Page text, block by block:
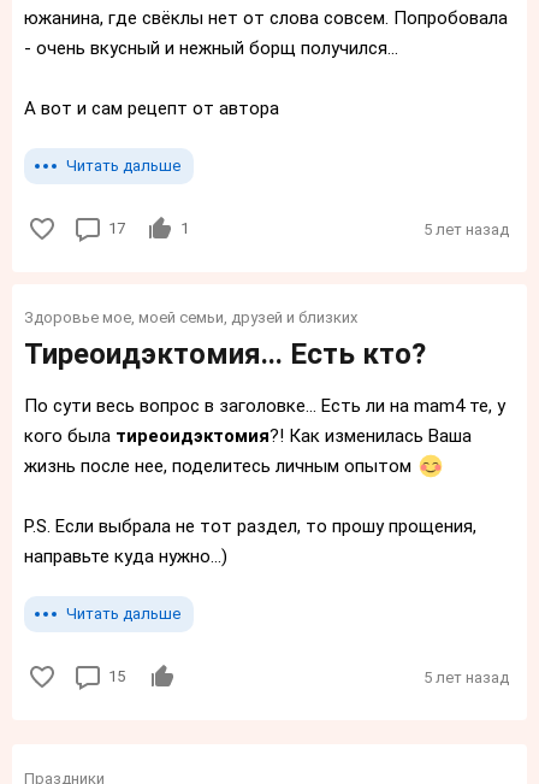
южанина, где свёклы нет от слова совсем. Попробовала
- очень вкусный и нежный борщ получился...
А вот и сам рецепт от автора
Читать дальше
17 1 5 лет назад
Здоровье мое, моей семьи, друзей и близких
Тиреоидэктомия... Есть кто?
По сути весь вопрос в заголовке... Есть ли на mam4 те, у
кого была тиреоидэктомия?! Как изменилась Ваша
жизнь после нее, поделитесь личным опытом
P.S. Если выбрала не тот раздел, то прошу прощения,
направьте куда нужно...)
Читать дальше
15 5 лет назад
Праздники